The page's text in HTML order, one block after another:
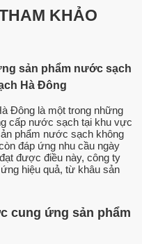
KHẢO
sản phẩm nước sạch
Hà Đông
Đông là một trong những
cấp nước sạch tại khu vực
phẩm nước sạch không
đáp ứng nhu cầu ngày
được điều này, công ty
hiệu quả, từ khâu sản
cung ứng sản phẩm